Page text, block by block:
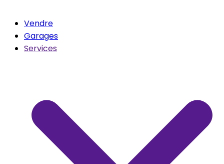
Vendre
Garages
Services